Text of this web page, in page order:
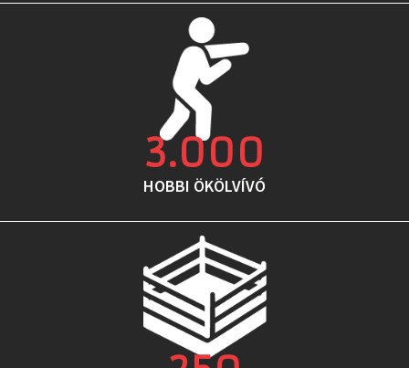
HOBBI ÖKÖLVÍVÓ
3.000